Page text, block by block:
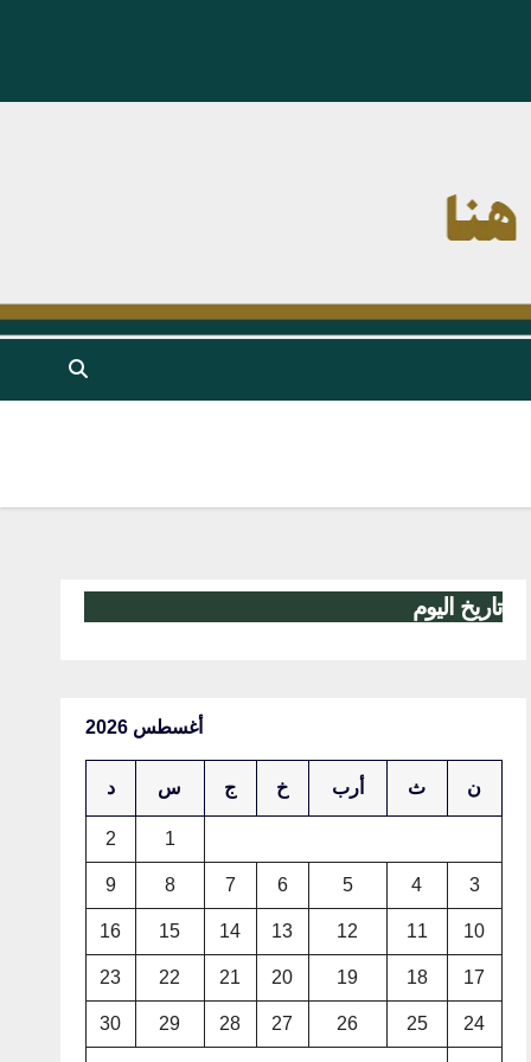
تاريخ اليوم
أغسطس 2026
ن ث أرب خ ج س د
1
2
3
4
5
6
7
8
9
10
11
12
13
14
15
16
17
18
19
20
21
22
23
24
25
26
27
28
29
30